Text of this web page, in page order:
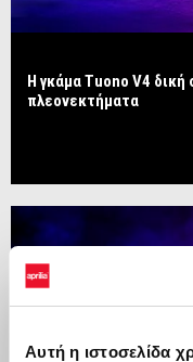
Αυτή η ιστοσελίδα
Η γκάμα Tuono V4
πλεονεκτήματα